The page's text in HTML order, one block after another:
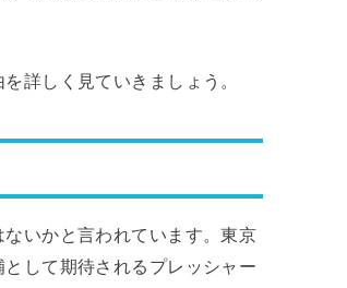
詳しく見ていきましょう。
いかと言われています。東京
して期待されるプレッシャー